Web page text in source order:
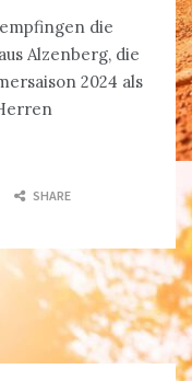
die
Alzenberg, die
2024 als
SHARE